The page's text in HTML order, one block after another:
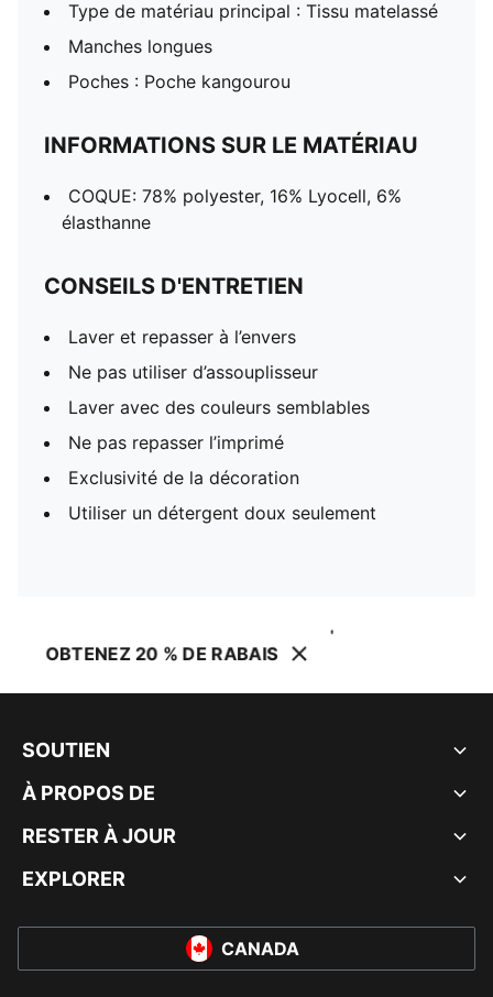
Type de matériau principal : Tissu matelassé
Manches longues
Poches : Poche kangourou
INFORMATIONS SUR LE MATÉRIAU
COQUE: 78% polyester, 16% Lyocell, 6%
élasthanne
CONSEILS D'ENTRETIEN
Laver et repasser à l’envers
Ne pas utiliser d’assouplisseur
Laver avec des couleurs semblables
Ne pas repasser l’imprimé
Exclusivité de la décoration
Utiliser un détergent doux seulement
OBTENEZ 20 % DE RABAIS
SOUTIEN
À PROPOS DE
RESTER À JOUR
EXPLORER
CANADA